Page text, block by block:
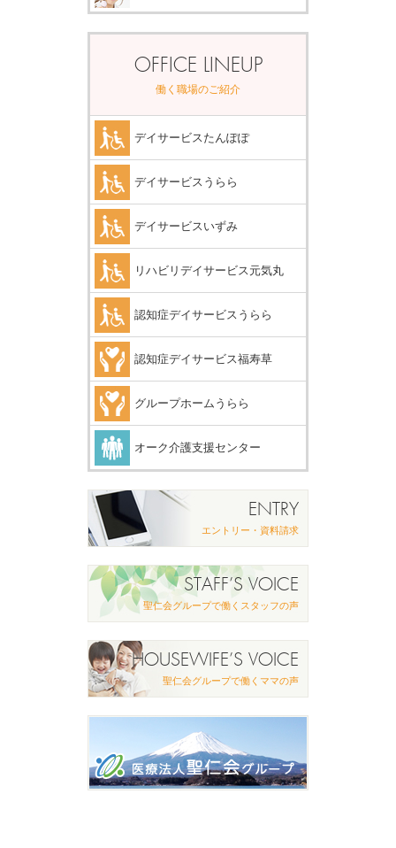
OFFICE LINEUP
働く職場のご紹介
デイサービスたんぽぽ
デイサービスうらら
デイサービスいずみ
リハビリデイサービス元気丸
認知症デイサービスうらら
認知症デイサービス福寿草
グループホームうらら
オーク介護支援センター
ENTRY
エントリー・資料請求
STAFF’S VOICE
聖仁会グループで働くスタッフの声
HOUSEWIFE’S VOICE
聖仁会グループで働くママの声